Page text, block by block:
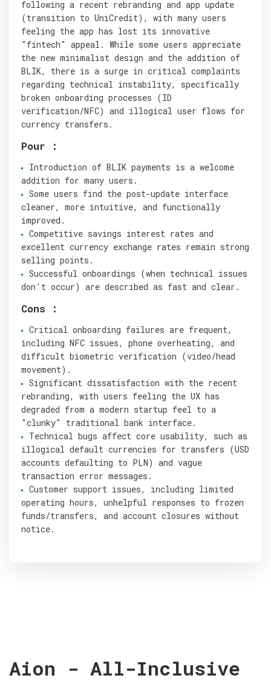
following a recent rebranding and app update
(transition to UniCredit), with many users
feeling the app has lost its innovative
"fintech" appeal. While some users appreciate
the new minimalist design and the addition of
BLIK, there is a surge in critical complaints
regarding technical instability, specifically
broken onboarding processes (ID
verification/NFC) and illogical user flows for
currency transfers.
Pour :
Introduction of BLIK payments is a welcome
addition for many users.
Some users find the post-update interface
cleaner, more intuitive, and functionally
improved.
Competitive savings interest rates and
excellent currency exchange rates remain strong
selling points.
Successful onboardings (when technical issues
don't occur) are described as fast and clear.
Cons :
Critical onboarding failures are frequent,
including NFC issues, phone overheating, and
difficult biometric verification (video/head
movement).
Significant dissatisfaction with the recent
rebranding, with users feeling the UX has
degraded from a modern startup feel to a
"clunky" traditional bank interface.
Technical bugs affect core usability, such as
illogical default currencies for transfers (USD
accounts defaulting to PLN) and vague
transaction error messages.
Customer support issues, including limited
operating hours, unhelpful responses to frozen
funds/transfers, and account closures without
notice.
Aion - All-Inclusive